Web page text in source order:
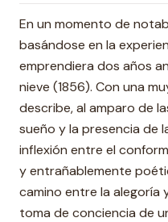
En un momento de
basándose en la
emprendiera dos años
nieve (1856). Con una
describe, al amparo de
sueño y la presencia de
inflexión entre el
y entrañablemente
camino entre la alegoría
toma de conciencia de